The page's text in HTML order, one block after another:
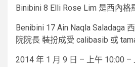
Binibini 8 Elli Rose Lim 是西內格
Benibini 17 Ain Naqla Saladaga
院院長 裝扮成受 calibasib 或
2014 年 1 月 9 日 – 上午 10:00 –